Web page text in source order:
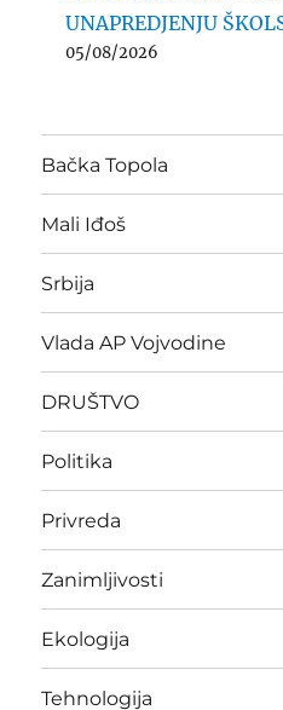
UNAPREDJENJU
05/08/2026
Bačka Topola
Mali Iđoš
Srbija
Vlada AP Vojvodine
DRUŠTVO
Politika
Privreda
Zanimljivosti
Ekologija
Tehnologija